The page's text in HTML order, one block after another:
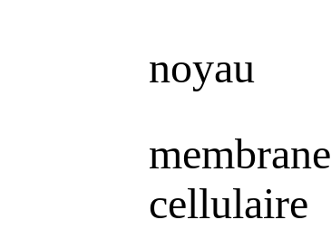
noyau
membrane
cellulaire